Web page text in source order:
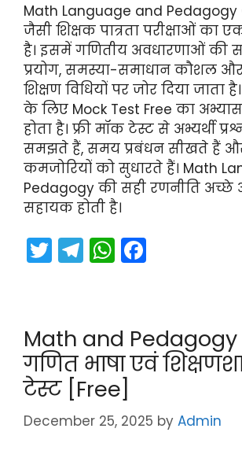
Math Language and Pedagogy
जैसी शिक्षक पात्रता परीक्षाओं का
है। इसमें गणितीय अवधारणाओं की
प्रयोग, समस्या-समाधान कौशल
शिक्षण विधियों पर जोर दिया जाता
के लिए Mock Test Free का
होता है। फ्री मॉक टेस्ट से अभ्यर्थी
समझते हैं, समय प्रबंधन सीखते हैं
कमजोरियों को सुधारते हैं। Math
Pedagogy की सही रणनीति
सहायक होती है।
T
w
er
T
el
gr
a
m
W
h
ts
A
p
p
e
b
o
k
Math and Pedagogy
गणित भाषा एवं
टेस्ट [Free]
December 25, 2025 by Admin